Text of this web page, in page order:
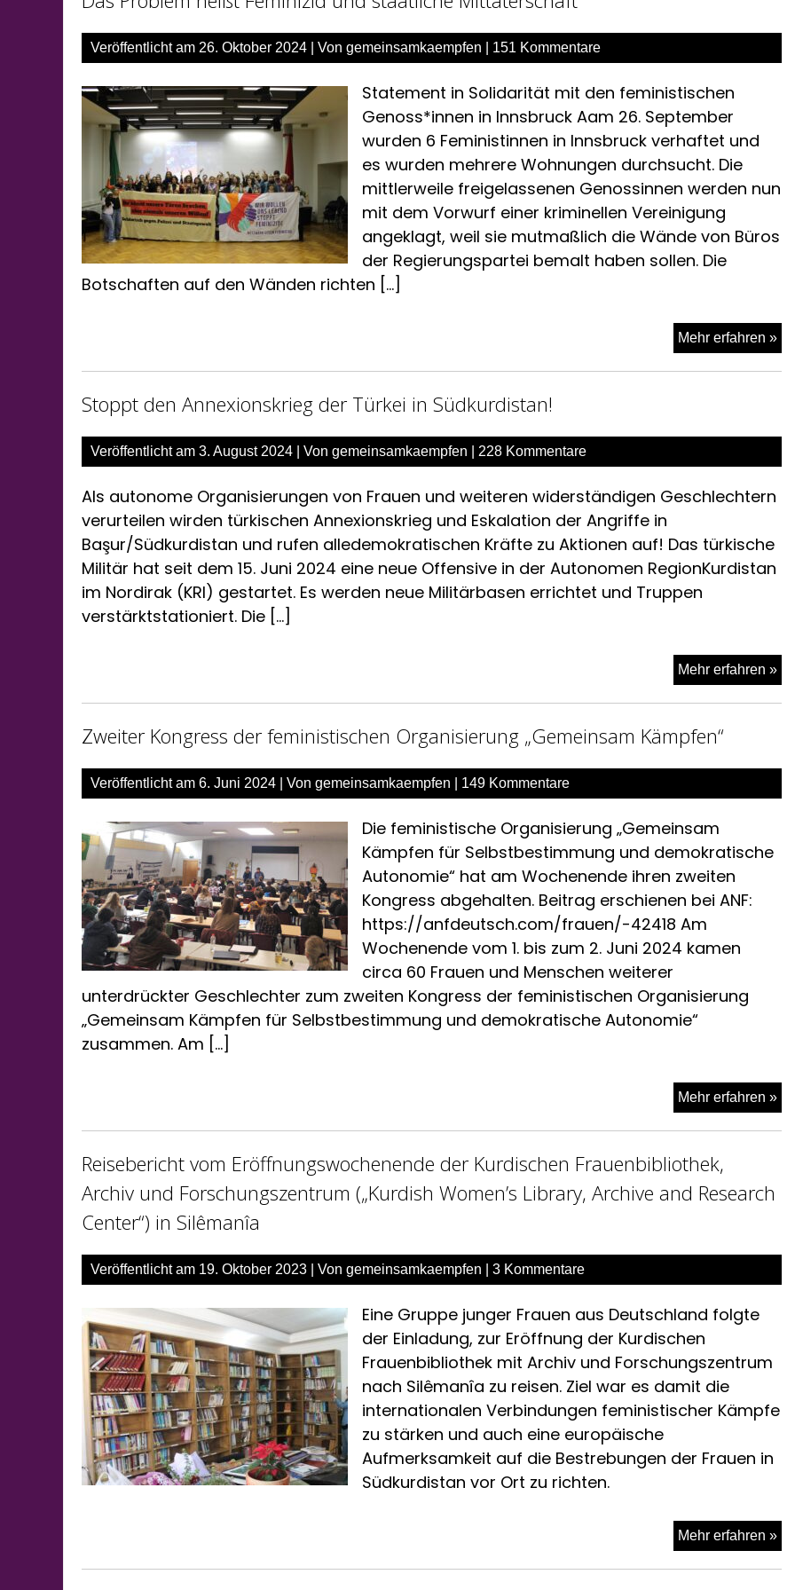
wir
die
Veröffentlicht am 26. Oktober 2024 | Von gemeinsamkaempfen 151 Kommentare
Statement in Solidarität mit den feministischen
Genoss*innen in Innsbruck Aam 26. September
wurden 6 Feministinnen in Innsbruck verhaftet und
es wurden mehrere Wohnungen durchsucht. Die
mittlerweile freigelassenen Genossinnen werden nun
mit dem Vorwurf einer kriminellen Vereinigung
angeklagt, weil sie mutmaßlich die Wände von Büros
der Regierungspartei bemalt haben sollen. Die
Botschaften auf den Wänden richten […]
Mehr erfahren »Das
Stoppt den Annexionskrieg der Türkei in Südkurdistan!
Veröffentlicht am 3. August 2024 | Von gemeinsamkaempfen 228 Kommentare
Als autonome Organisierungen von Frauen und weiteren widerständigen Geschlechtern
verurteilen wirden türkischen Annexionskrieg und Eskalation der Angriffe in
Başur/Südkurdistan und rufen alledemokratischen Kräfte zu Aktionen auf! Das türkische
Militär hat seit dem 15. Juni 2024 eine neue Offensive in der Autonomen RegionKurdistan
im Nordirak (KRI) gestartet. Es werden neue Militärbasen errichtet und Truppen
verstärktstationiert. Die […]
Mehr erfahren »
den
Zweiter Kongress der feministischen Organisierung „Gemeinsam Kämpfen“
Veröffentlicht am 6. Juni 2024 | Von gemeinsamkaempfen 149 Kommentare
Die feministische Organisierung „Gemeinsam
Kämpfen für Selbstbestimmung und demokratische
Autonomie“ hat am Wochenende ihren zweiten
Kongress abgehalten. Beitrag erschienen bei ANF:
https://anfdeutsch.com/frauen/-42418 Am
Wochenende vom 1. bis zum 2. Juni 2024 kamen
circa 60 Frauen und Menschen weiterer
unterdrückter Geschlechter zum zweiten Kongress der feministischen Organisierung
„Gemeinsam Kämpfen für Selbstbestimmung und demokratische Autonomie“
zusammen. Am […]
Mehr erfahren »
Reisebericht vom Eröffnungswochenende der Kurdischen Frauenbibliothek,
Archiv und Forschungszentrum („Kurdish Women’s Library, Archive and Research
Center“) in Silêmanîa
Veröffentlicht am 19. Oktober 2023 | Von gemeinsamkaempfen 3 Kommentare
Eine Gruppe junger Frauen aus Deutschland folgte
der Einladung, zur Eröffnung der Kurdischen
Frauenbibliothek mit Archiv und Forschungszentrum
nach Silêmanîa zu reisen. Ziel war es damit die
internationalen Verbindungen feministischer Kämpfe
zu stärken und auch eine europäische
Aufmerksamkeit auf die Bestrebungen der Frauen in
Südkurdistan vor Ort zu richten.
Mehr erfahren »
vom